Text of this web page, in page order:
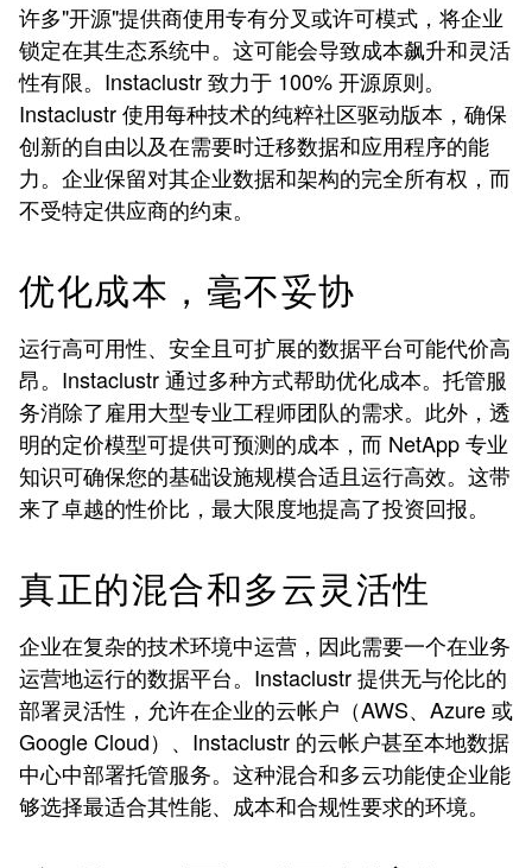
许多"开源"提供商使用专有分叉或许可模式，将企业
锁定在其生态系统中。这可能会导致成本飙升和灵活
性有限。Instaclustr 致力于 100% 开源原则。
Instaclustr 使用每种技术的纯粹社区驱动版本，确保
创新的自由以及在需要时迁移数据和应用程序的能
力。企业保留对其企业数据和架构的完全所有权，而
不受特定供应商的约束。
优化成本，毫不妥协
运行高可用性、安全且可扩展的数据平台可能代价高
昂。Instaclustr 通过多种方式帮助优化成本。托管服
务消除了雇用大型专业工程师团队的需求。此外，透
明的定价模型可提供可预测的成本，而 NetApp 专业
知识可确保您的基础设施规模合适且运行高效。这带
来了卓越的性价比，最大限度地提高了投资回报。
真正的混合和多云灵活性
企业在复杂的技术环境中运营，因此需要一个在业务
运营地运行的数据平台。Instaclustr 提供无与伦比的
部署灵活性，允许在企业的云帐户（AWS、Azure 或
Google Cloud）、Instaclustr 的云帐户甚至本地数据
中心中部署托管服务。这种混合和多云功能使企业能
够选择最适合其性能、成本和合规性要求的环境。